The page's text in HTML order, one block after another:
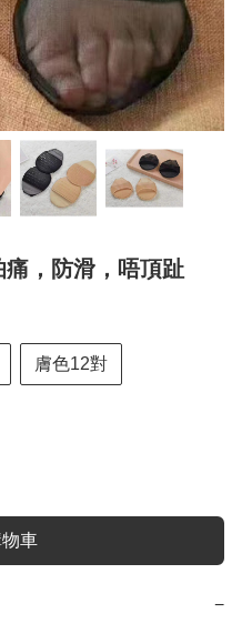
，防滑，唔頂趾
膚色12對
車
−